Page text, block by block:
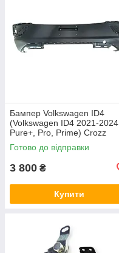
Бампер Volkswagen ID4
(Volkswagen ID4 2021-2024
Pure+, Pro, Prime) Crozz
задній SKADI
Готово до відправки
3 800 ₴
Купити